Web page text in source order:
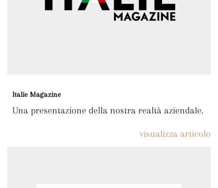
Italie Magazine
Una presentazione della nostra realtà aziendale.
visualizza articolo